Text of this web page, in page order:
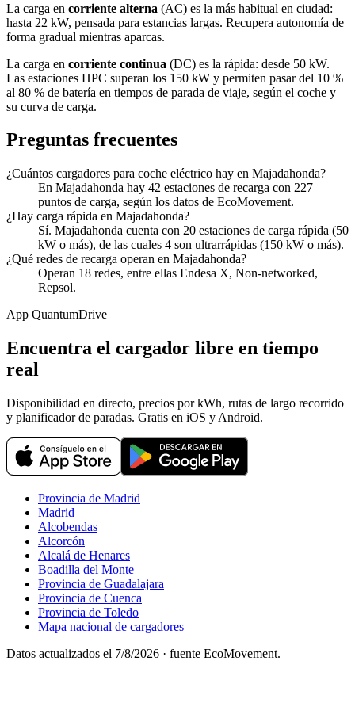
La carga en corriente alterna (AC) es la más habitual en ciudad:
hasta 22 kW, pensada para estancias largas. Recupera autonomía de
forma gradual mientras aparcas.
La carga en corriente continua (DC) es la rápida: desde 50 kW.
Las estaciones HPC superan los 150 kW y permiten pasar del 10 %
al 80 % de batería en tiempos de parada de viaje, según el coche y
su curva de carga.
Preguntas frecuentes
¿Cuántos cargadores para coche eléctrico hay en Majadahonda?
En Majadahonda hay 42 estaciones de recarga con 227
puntos de carga, según los datos de EcoMovement.
¿Hay carga rápida en Majadahonda?
Sí. Majadahonda cuenta con 20 estaciones de carga rápida (50
kW o más), de las cuales 4 son ultrarrápidas (150 kW o más).
¿Qué redes de recarga operan en Majadahonda?
Operan 18 redes, entre ellas Endesa X, Non-networked,
Repsol.
App QuantumDrive
Encuentra el cargador libre en tiempo
real
Disponibilidad en directo, precios por kWh, rutas de largo recorrido
y planificador de paradas. Gratis en iOS y Android.
Provincia de Madrid
Madrid
Alcobendas
Alcorcón
Alcalá de Henares
Boadilla del Monte
Provincia de Guadalajara
Provincia de Cuenca
Provincia de Toledo
Mapa nacional de cargadores
Datos actualizados el 7/8/2026 · fuente EcoMovement.